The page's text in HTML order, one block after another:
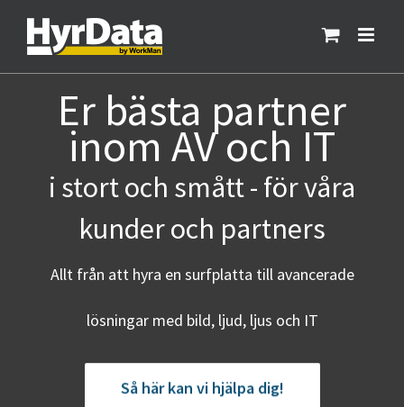
innehållet
Er bästa partner
inom AV och IT
i stort och smått - för våra
kunder och partners
Allt från att hyra en surfplatta till avancerade
lösningar med bild, ljud, ljus och IT
Så här kan vi hjälpa dig!